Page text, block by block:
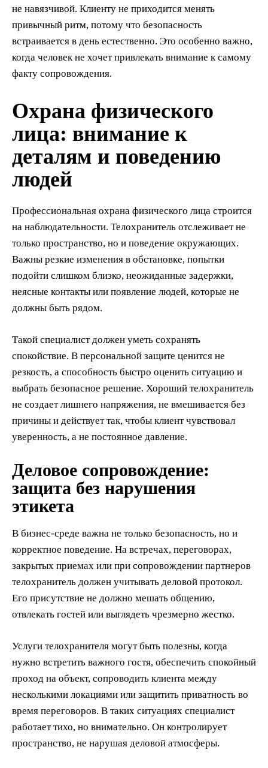
не навязчивой. Клиенту не приходится менять
привычный ритм, потому что безопасность
встраивается в день естественно. Это особенно важно,
когда человек не хочет привлекать внимание к самому
факту сопровождения.
Охрана физического
лица: внимание к
деталям и поведению
людей
Профессиональная охрана физического лица строится
на наблюдательности. Телохранитель отслеживает не
только пространство, но и поведение окружающих.
Важны резкие изменения в обстановке, попытки
подойти слишком близко, неожиданные задержки,
неясные контакты или появление людей, которые не
должны быть рядом.
Такой специалист должен уметь сохранять
спокойствие. В персональной защите ценится не
резкость, а способность быстро оценить ситуацию и
выбрать безопасное решение. Хороший телохранитель
не создает лишнего напряжения, не вмешивается без
причины и действует так, чтобы клиент чувствовал
уверенность, а не постоянное давление.
Деловое сопровождение:
защита без нарушения
этикета
В бизнес-среде важна не только безопасность, но и
корректное поведение. На встречах, переговорах,
закрытых приемах или при сопровождении партнеров
телохранитель должен учитывать деловой протокол.
Его присутствие не должно мешать общению,
отвлекать гостей или выглядеть чрезмерно жестко.
Услуги телохранителя могут быть полезны, когда
нужно встретить важного гостя, обеспечить спокойный
проход на объект, сопроводить клиента между
несколькими локациями или защитить приватность во
время переговоров. В таких ситуациях специалист
работает тихо, но внимательно. Он контролирует
пространство, не нарушая деловой атмосферы.